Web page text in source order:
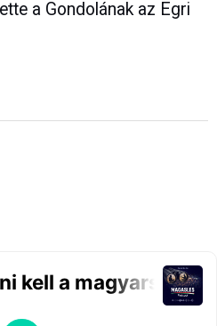
a Gondolának az Egri